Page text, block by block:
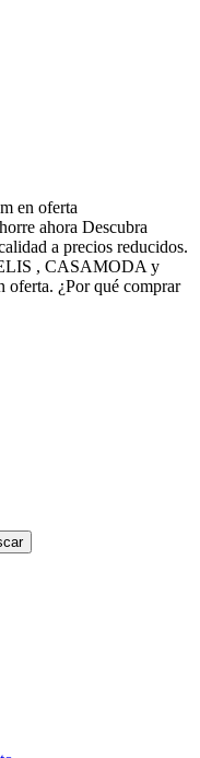
en oferta
ahora Descubra
a precios reducidos.
, CASAMODA y
oferta. ¿Por qué comprar